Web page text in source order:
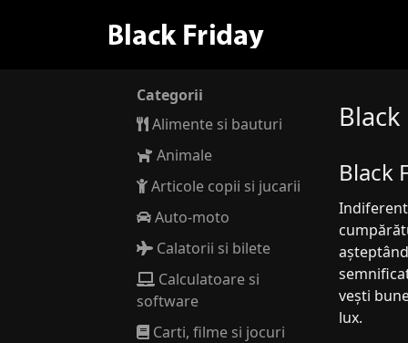
Black
vești
lux.
Categorii
Alimente si bauturi
Animale
Articole copii si jucarii
Auto-moto
Calatorii si bilete
Calculatoare si
software
Carti, filme si jocuri